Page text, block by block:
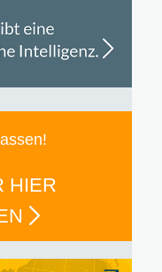
HIER